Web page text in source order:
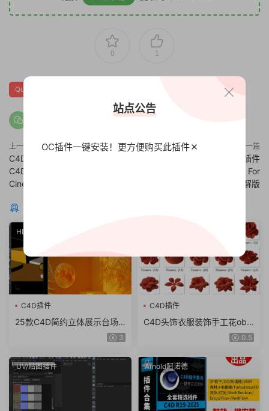
0 1
Quick Copy Paste
上一篇
C4D书签式工程菜单插件
C4DZone Doctor Tab v2.0 For
Cinema 4D R18-R25
下一篇
仿CAD建筑建模C4D插件
WTools3D LWCAD v2021 For
Cinema 4D R25 Win破解版
猜你喜欢
HDR
C4D插件
25款C4D简约立体展示台场
景模型产品展架海报工程文件
3
C4D插件
C4D头饰衣服装饰手工花obj
花朵花瓣花卉zbp笔刷模型素
0.5
UV/贴图插件 Arnold阿诺德
站点公告
OC插件一键安装！更方便购买此插件